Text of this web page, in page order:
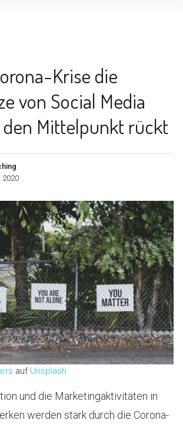
Krise die
von Social Media
Mittelpunkt rückt
2020
auf Unsplash
und die Marketingaktivitäten in
werden stark durch die Corona-